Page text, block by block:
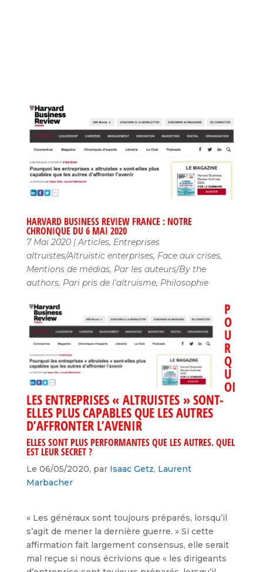
HARVARD BUSINESS REVIEW FRANCE : NOTRE
CHRONIQUE DU 6 MAI 2020
7 Mai 2020|Articles, Entreprises
altruistes/Altruistic enterprises, Face aux crises,
Mentions de médias, Par les auteurs/By the
authors, Pari pris de l'altruisme, Philosophie
P
O
U
R
Q
U
OI
LES ENTREPRISES « ALTRUISTES » SONT-
ELLES PLUS CAPABLES QUE LES AUTRES
D’AFFRONTER L’AVENIR
ELLES SONT PLUS PERFORMANTES QUE LES AUTRES. QUEL
EST LEUR SECRET ?
Le 06/05/2020, par Isaac Getz, Laurent
Marbacher
« Les généraux sont toujours préparés, lorsqu’il
s’agit de mener la dernière guerre. » Si cette
affirmation fait largement consensus, elle serait
mal reçue si nous écrivions que « les dirigeants